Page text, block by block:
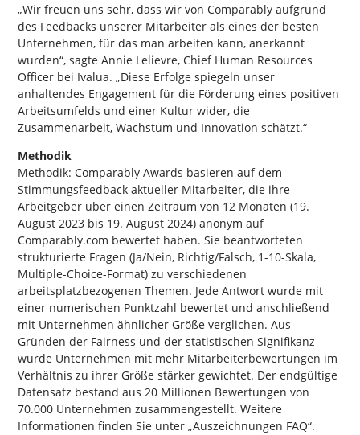
„Wir freuen uns sehr, dass wir von Comparably aufgrund
des Feedbacks unserer Mitarbeiter als eines der besten
Unternehmen, für das man arbeiten kann, anerkannt
wurden“, sagte Annie Lelievre, Chief Human Resources
Officer bei Ivalua. „Diese Erfolge spiegeln unser
anhaltendes Engagement für die Förderung eines positiven
Arbeitsumfelds und einer Kultur wider, die
Zusammenarbeit, Wachstum und Innovation schätzt.“
Methodik
Methodik: Comparably Awards basieren auf dem
Stimmungsfeedback aktueller Mitarbeiter, die ihre
Arbeitgeber über einen Zeitraum von 12 Monaten (19.
August 2023 bis 19. August 2024) anonym auf
Comparably.com bewertet haben. Sie beantworteten
strukturierte Fragen (Ja/Nein, Richtig/Falsch, 1-10-Skala,
Multiple-Choice-Format) zu verschiedenen
arbeitsplatzbezogenen Themen. Jede Antwort wurde mit
einer numerischen Punktzahl bewertet und anschließend
mit Unternehmen ähnlicher Größe verglichen. Aus
Gründen der Fairness und der statistischen Signifikanz
wurde Unternehmen mit mehr Mitarbeiterbewertungen im
Verhältnis zu ihrer Größe stärker gewichtet. Der endgültige
Datensatz bestand aus 20 Millionen Bewertungen von
70.000 Unternehmen zusammengestellt. Weitere
Informationen finden Sie unter „Auszeichnungen FAQ“.